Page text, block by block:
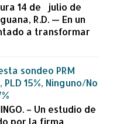
14 de julio de
R.D. — En un
a transformar
sondeo PRM
PLD 15%, Ninguno/No
– Un estudio de
por la firma